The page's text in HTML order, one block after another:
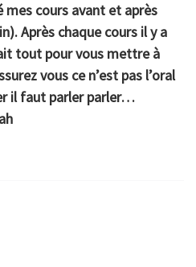
mes cours avant et après
Après chaque cours il y a
tout pour vous mettre à
vous ce n’est pas l’oral
il faut parler parler…